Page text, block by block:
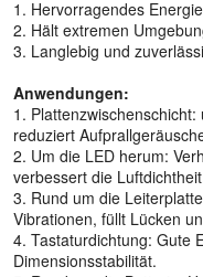
1. Hervorragendes
2. Hält extremen
3. Langlebig und
Anwendungen:
1.
reduziert
2. Um die LED herum:
verbessert die
3. Rund um die
Vibrationen, füllt Lücken
4. Tastaturdichtung: Gute
Dimensionsstabilität.